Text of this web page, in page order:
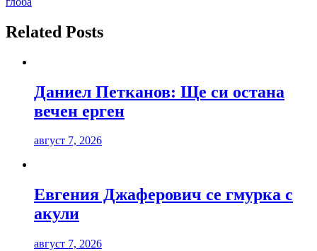
Related Posts
Даниел Петканов: Ще си остана
вечен ерген
август 7, 2026
Евгения Джаферович се гмурка с
акули
август 7, 2026